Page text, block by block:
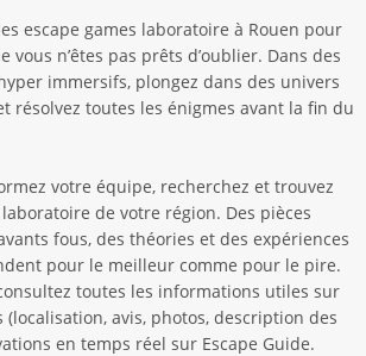
escape games laboratoire à Rouen pour
vous n’êtes pas prêts d’oublier. Dans des
immersifs, plongez dans des univers
résolvez toutes les énigmes avant la fin du
votre équipe, recherchez et trouvez
de votre région. Des pièces
fous, des théories et des expériences
pour le meilleur comme pour le pire.
toutes les informations utiles sur
(localisation, avis, photos, description des
en temps réel sur Escape Guide.